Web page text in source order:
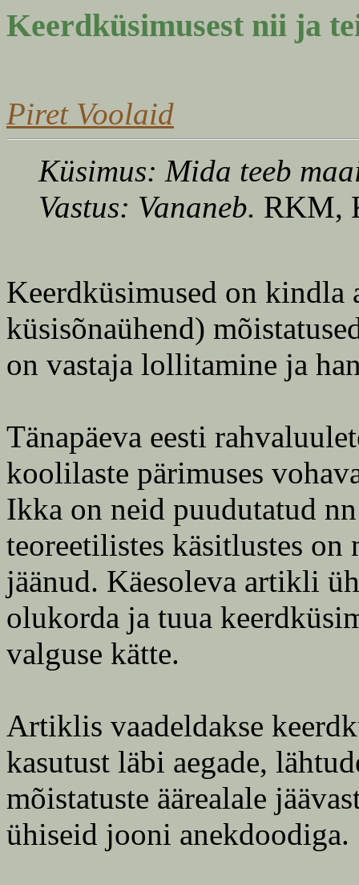
Keerdküsimusest nii ja
Piret Voolaid
Küsimus: Mida teeb
Vastus: Vananeb. RKM,
Keerdküsimused on
küsisõnaühend)
on vastaja lollitamine ja
Tänapäeva eesti
koolilaste pärimuses
Ikka on neid puudutatud
teoreetilistes käsitlustes on
jäänud. Käesoleva artikli
olukorda ja tuua
valguse kätte.
Artiklis vaadeldakse
kasutust läbi aegade,
mõistatuste äärealale
ühiseid jooni anekdoodiga.